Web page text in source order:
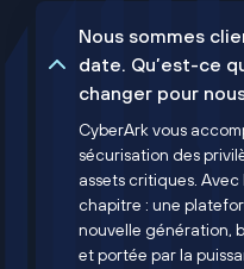
Nous sommes
date. Qu’est-ce
changer pour
CyberArk vous
sécurisation des
assets critiques.
chapitre : une
nouvelle génération,
et portée par la